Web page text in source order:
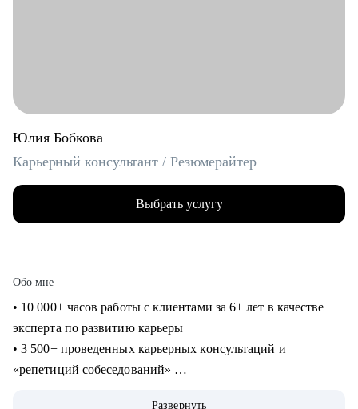
Юлия Бобкова
Карьерный консультант / Резюмерайтер
Выбрать услугу
Обо мне
• 10 000+ часов работы с клиентами за 6+ лет в качестве
эксперта по развитию карьеры
• 3 500+ проведенных карьерных консультаций и
«репетиций собеседований»
Развернуть